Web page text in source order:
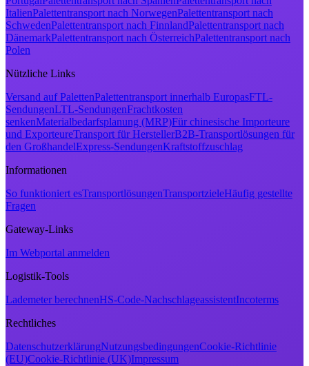
ItalienPalettentransport nach NorwegenPalettentransport nach
SchwedenPalettentransport nach FinnlandPalettentransport nach
DänemarkPalettentransport nach ÖsterreichPalettentransport nach
Polen
Nützliche Links
Versand auf PalettenPalettentransport innerhalb EuropasFTL-
SendungenLTL-SendungenFrachtkosten
senkenMaterialbedarfsplanung (MRP)Für chinesische Importeure
und ExporteureTransport für HerstellerB2B-Transportlösungen für
den GroßhandelExpress-SendungenKraftstoffzuschlag
Informationen
So funktioniert esTransportlösungenTransportzieleHäufig gestellte
Fragen
Gateway-Links
Im Webportal anmelden
Logistik-Tools
Lademeter berechnenHS-Code-NachschlageassistentIncoterms
Rechtliches
DatenschutzerklärungNutzungsbedingungenCookie-Richtlinie
(EU)Cookie-Richtlinie (UK)Impressum